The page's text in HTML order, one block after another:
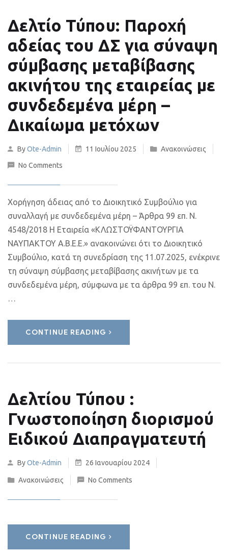
Δελτίο Τύπου: Παροχή
αδείας του ΔΣ για σύναψη
σύμβασης μεταβίβασης
ακινήτου της εταιρείας με
συνδεδεμένα μέρη –
Δικαίωμα μετόχων
ByOte-Admin 11 Ιουλίου 2025
Ανακοινώσεις
No Comments
Χορήγηση άδειας από το Διοικητικό Συμβούλιο για
συναλλαγή με συνδεδεμένα μέρη – Άρθρα 99 επ. Ν.
4548/2018 Η Εταιρεία «ΚΛΩΣΤΟΫΦΑΝΤΟΥΡΓΙΑ
ΝΑΥΠΑΚΤΟΥ Α.Β.Ε.Ε.» ανακοινώνει ότι το Διοικητικό
Συμβούλιο, κατά τη συνεδρίαση της 11.07.2025, ενέκρινε
τη σύναψη σύμβασης μεταβίβασης ακινήτων με τα
συνδεδεμένα μέρη, σύμφωνα με τα άρθρα 99 επ. του Ν.
…
CONTINUE READING
Δελτίου Τύπου :
Γνωστοποίηση διορισμού
Ειδικού Διαπραγματευτή
ByOte-Admin 26 Ιανουαρίου 2024
Ανακοινώσεις No Comments
CONTINUE READING